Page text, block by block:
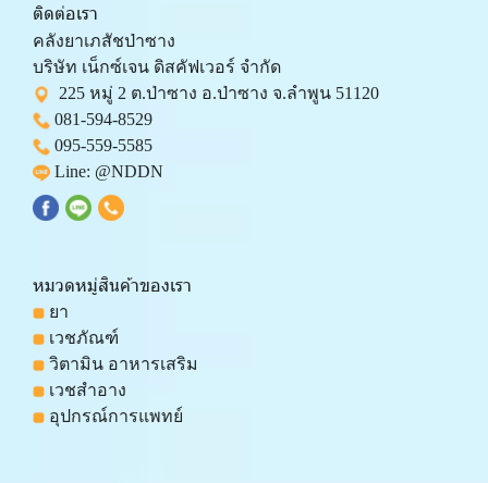
ติดต่อเรา
คลังยาเภสัชป่าซาง
บริษัท เน็กซ์เจน ดิสคัฟเวอร์ จำกัด
225 หมู่ 2 ต.ป่าซาง อ.ป่าซาง จ.ลำพูน 51120
081-594-8529
095-559-5585
Line: @NDDN
หมวดหมู่สินค้าของเรา
ยา
เวชภัณฑ์
วิตามิน อาหารเสริม
เวชสำอาง
อุปกรณ์การแพทย์